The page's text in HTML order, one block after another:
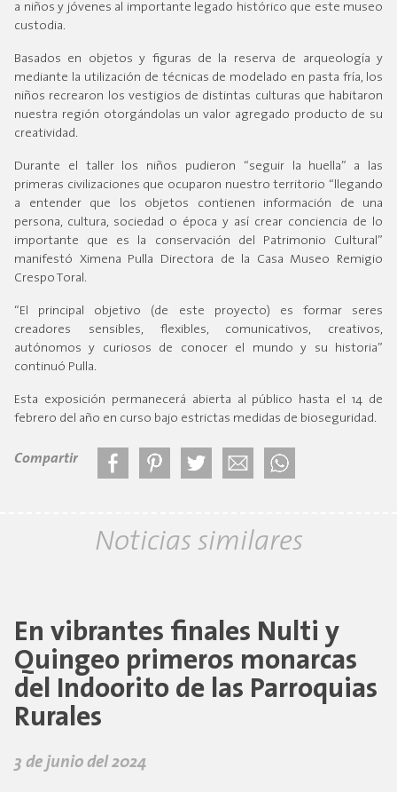
a niños y jóvenes al importante legado histórico que este museo
custodia.
Basados en objetos y figuras de la reserva de arqueología y
mediante la utilización de técnicas de modelado en pasta fría, los
niños recrearon los vestigios de distintas culturas que habitaron
nuestra región otorgándolas un valor agregado producto de su
creatividad.
Durante el taller los niños pudieron “seguir la huella” a las
primeras civilizaciones que ocuparon nuestro territorio “llegando
a entender que los objetos contienen información de una
persona, cultura, sociedad o época y así crear conciencia de lo
importante que es la conservación del Patrimonio Cultural”
manifestó Ximena Pulla Directora de la Casa Museo Remigio
Crespo Toral.
“El principal objetivo (de este proyecto) es formar seres
creadores sensibles, flexibles, comunicativos, creativos,
autónomos y curiosos de conocer el mundo y su historia”
continuó Pulla.
Esta exposición permanecerá abierta al público hasta el 14 de
febrero del año en curso bajo estrictas medidas de bioseguridad.
Compartir
Noticias similares
En vibrantes finales Nulti y
Quingeo primeros monarcas
del Indoorito de las Parroquias
Rurales
3 de junio del 2024